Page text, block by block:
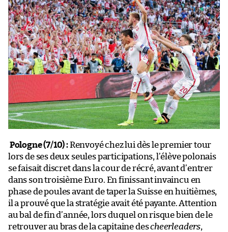
Pologne (7/10) :Renvoyé chez lui dès le premier tour
lors de ses deux seules participations, l’élève polonais
se faisait discret dans la cour de récré, avant d’entrer
dans son troisième Euro. En finissant invaincu en
phase de poules avant de taper la Suisse en huitièmes,
il a prouvé que la stratégie avait été payante. Attention
au bal de fin d’année, lors duquel on risque bien de le
retrouver au bras de la capitaine descheerleaders,